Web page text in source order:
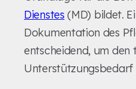
Dienstes (MD) bildet.
Dokumentation des
entscheidend, um den
Unterstützungsbedarf